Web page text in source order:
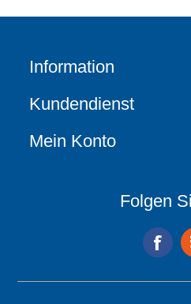
Information
Kundendienst
Mein Konto
Folgen